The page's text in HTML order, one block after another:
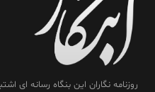
روزنامه نگاران این بنگاه رسانه ای